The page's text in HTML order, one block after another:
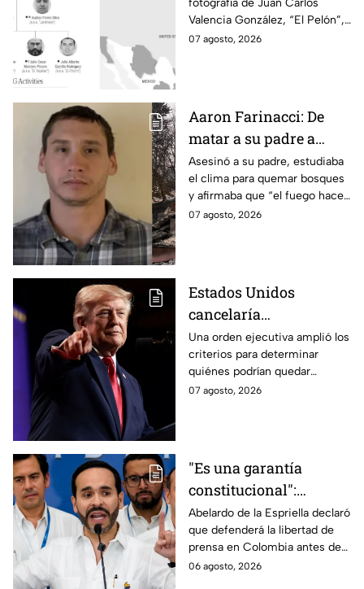
fotografía de Juan Carlos
Valencia González, “El Pelón”,
como el nuevo líder del CJNG
07 agosto, 2026
Aaron Farinacci: De
matar a su padre a
provocar incendios
forestales
Asesinó a su padre, estudiaba
el clima para quemar bosques
y afirmaba que “el fuego hace
renacer las cosas”. Esta es la
07 agosto, 2026
Estados Unidos
cancelaría
nacionalidad por
nacimiento del líder
del CJNG
Una orden ejecutiva amplió los
criterios para determinar
quiénes podrían quedar
excluidos de la nacionalidad
07 agosto, 2026
"Es una garantía
constitucional":
Abelardo de la
Espriella promete
defender la libertad de
prensa en Colombia
Abelardo de la Espriella declaró
que defenderá la libertad de
prensa en Colombia antes de
asumir su cargo como
06 agosto, 2026